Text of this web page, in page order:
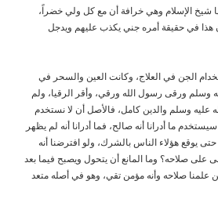
شيخ الإسلام وهي خرافة أن مع كل ولي خضراً،
هذا في حقيقة أمره جني يكذب عليهم ويدجل
الجن في العلاج، وكانت العين والسحر في
وسلم ورقى رسول الله ورقي، وأقر الرقيا، ولم
عليه وسلم والدين كامل، فالأصل أن لا نستخدم
ما أدرانا أنه صالح، فما أدرانا أنه لم يظهر
يوقع هؤلاء الناس بالشرك، ولو افترضنا أنه
على صلاحه؟ وما المانع أن يتحول ويصبح فيما بعد
علمنا صلاحه وأنه مؤمن تقي، وهو في أصله متعد